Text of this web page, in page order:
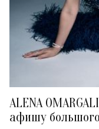
ALENA
афишу